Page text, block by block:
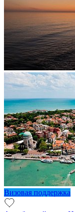
Визовая поддержка